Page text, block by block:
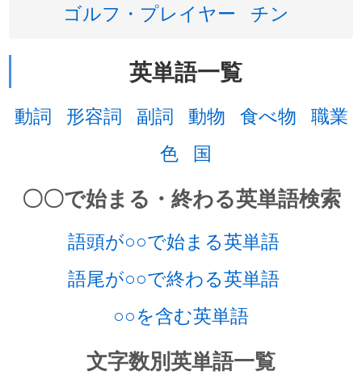
ゴルフ・プレイヤー チン
英単語一覧
動詞 形容詞 副詞 動物 食べ物 職業
色 国
〇〇で始まる・終わる英単語検索
語頭が○○で始まる英単語
語尾が○○で終わる英単語
○○を含む英単語
文字数別英単語一覧